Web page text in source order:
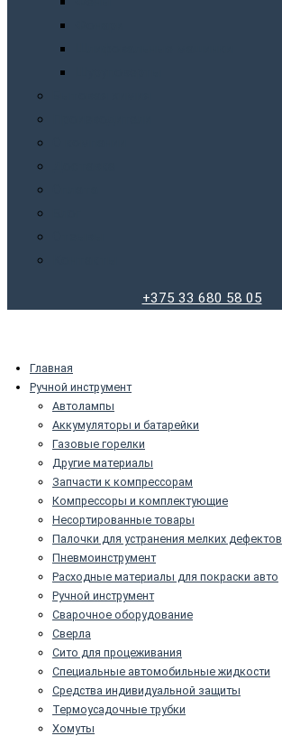
+375 33 680 58 05
Главная
Ручной инструмент
Автолампы
Аккумуляторы и батарейки
Газовые горелки
Другие материалы
Запчасти к компрессорам
Компрессоры и комплектующие
Несортированные товары
Палочки для устранения мелких дефектов
Пневмоинструмент
Расходные материалы для покраски авто
Ручной инструмент
Сварочное оборудование
Сверла
Сито для процеживания
Специальные автомобильные жидкости
Средства индивидуальной защиты
Термоусадочные трубки
Хомуты